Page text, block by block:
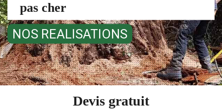
pas cher
NOS REALISATIONS
Devis gratuit